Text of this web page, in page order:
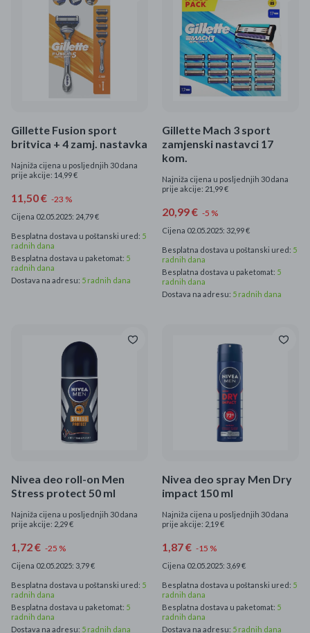
Gillette Fusion sport
britvica + 4 zamj. nastavka
Najniža cijena u posljednjih 30 dana
prije akcije: 14,99 €
11,50 € -23 %
Cijena 02.05.2025: 24,79 €
Besplatna dostava u poštanski ured: 5
radnih dana
Besplatna dostava u paketomat: 5
radnih dana
Dostava na adresu: 5 radnih dana
Gillette Mach 3 sport
zamjenski nastavci 17
kom.
Najniža cijena u posljednjih 30 dana
prije akcije: 21,99 €
20,99 € -5 %
Cijena 02.05.2025: 32,99 €
Besplatna dostava u poštanski ured: 5
radnih dana
Besplatna dostava u paketomat: 5
radnih dana
Dostava na adresu: 5 radnih dana
Nivea deo roll-on Men
Stress protect 50 ml
Najniža cijena u posljednjih 30 dana
prije akcije: 2,29 €
1,72 € -25 %
Cijena 02.05.2025: 3,79 €
Besplatna dostava u poštanski ured: 5
radnih dana
Besplatna dostava u paketomat: 5
radnih dana
Dostava na adresu: 5 radnih dana
Nivea deo spray Men Dry
impact 150 ml
Najniža cijena u posljednjih 30 dana
prije akcije: 2,19 €
1,87 € -15 %
Cijena 02.05.2025: 3,69 €
Besplatna dostava u poštanski ured: 5
radnih dana
Besplatna dostava u paketomat: 5
radnih dana
Dostava na adresu: 5 radnih dana